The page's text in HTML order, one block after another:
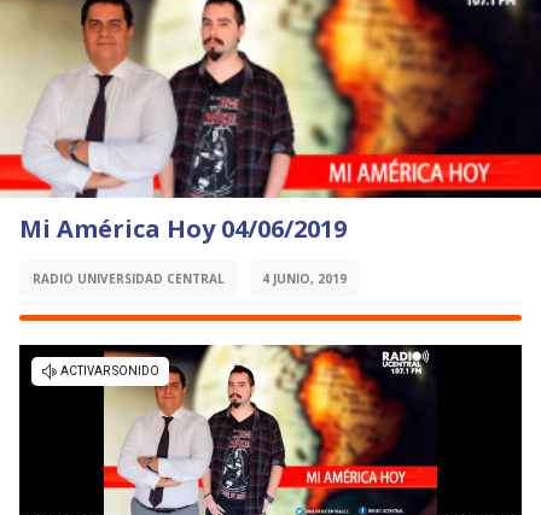
Mi América Hoy 04/06/2019
RADIO UNIVERSIDAD CENTRAL 4 JUNIO, 2019